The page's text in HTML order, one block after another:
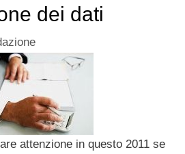
dei dati
attenzione in questo 2011 se